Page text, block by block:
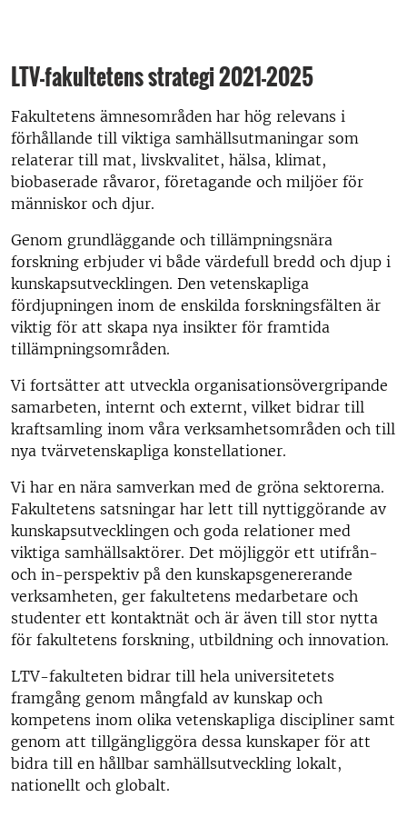
LTV-fakultetens strategi 2021-2025
Fakultetens ämnesområden har hög relevans i
förhållande till viktiga samhällsutmaningar som
relaterar till mat, livskvalitet, hälsa, klimat,
biobaserade råvaror, företagande och miljöer för
människor och djur.
Genom grundläggande och tillämpningsnära
forskning erbjuder vi både värdefull bredd och djup i
kunskapsutvecklingen. Den vetenskapliga
fördjupningen inom de enskilda forskningsfälten är
viktig för att skapa nya insikter för framtida
tillämpningsområden.
Vi fortsätter att utveckla organisationsövergripande
samarbeten, internt och externt, vilket bidrar till
kraftsamling inom våra verksamhetsområden och till
nya tvärvetenskapliga konstellationer.
Vi har en nära samverkan med de gröna sektorerna.
Fakultetens satsningar har lett till nyttiggörande av
kunskapsutvecklingen och goda relationer med
viktiga samhällsaktörer. Det möjliggör ett utifrån-
och in-perspektiv på den kunskapsgenererande
verksamheten, ger fakultetens medarbetare och
studenter ett kontaktnät och är även till stor nytta
för fakultetens forskning, utbildning och innovation.
LTV-fakulteten bidrar till hela universitetets
framgång genom mångfald av kunskap och
kompetens inom olika vetenskapliga discipliner samt
genom att tillgängliggöra dessa kunskaper för att
bidra till en hållbar samhällsutveckling lokalt,
nationellt och globalt.